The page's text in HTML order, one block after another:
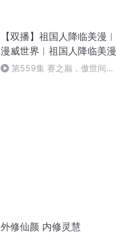
【双播】祖国人降临美漫︱
漫威世界︱祖国人降临美漫
第559集 赛之巅，傲世间，
外修仙颜 内修灵慧